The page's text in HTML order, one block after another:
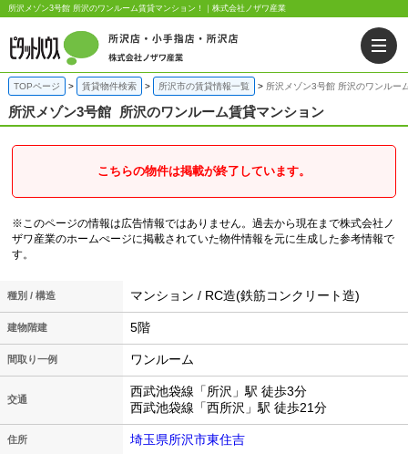
所沢メゾン3号館 所沢のワンルーム賃貸マンション！｜株式会社ノザワ産業
TOPページ 賃貸物件検索 所沢市の賃貸情報一覧 所沢メゾン3号館 所沢のワンルー
所沢メゾン3号館 所沢のワンルーム賃貸マンション
こちらの物件は掲載が終了しています。
※このページの情報は広告情報ではありません。過去から現在まで株式会社ノ
ザワ産業のホームぺージに掲載されていた物件情報を元に生成した参考情報で
す。
種別 / 構造 マンション / RC造(鉄筋コンクリート造)
建物階建 5階
間取り一例 ワンルーム
交通
西武池袋線「所沢」駅 徒歩3分
西武池袋線「西所沢」駅 徒歩21分
住所 埼玉県所沢市東住吉